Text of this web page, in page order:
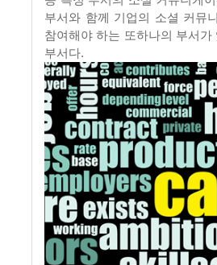
부서와 함께 기업의 소셜 커뮤
참여해야 하는 또하나의 부서
부서다.